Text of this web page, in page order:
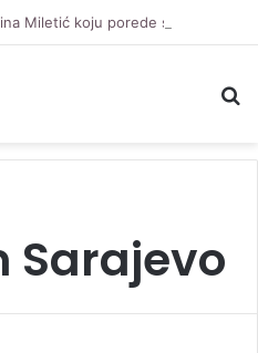
Sarajevo